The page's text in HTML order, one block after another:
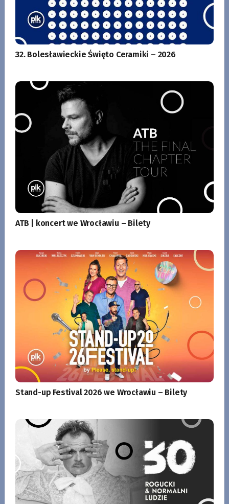
32. Bolesławieckie Święto Ceramiki – 2026
ATB | koncert we Wrocławiu – Bilety
Stand-up Festival 2026 we Wrocławiu – Bilety